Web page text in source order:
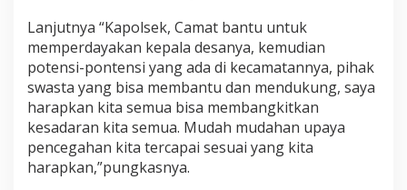
Lanjutnya “Kapolsek, Camat bantu untuk
memperdayakan kepala desanya, kemudian
potensi-pontensi yang ada di kecamatannya, pihak
swasta yang bisa membantu dan mendukung, saya
harapkan kita semua bisa membangkitkan
kesadaran kita semua. Mudah mudahan upaya
pencegahan kita tercapai sesuai yang kita
harapkan,”pungkasnya.